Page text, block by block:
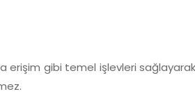
gibi temel işlevleri